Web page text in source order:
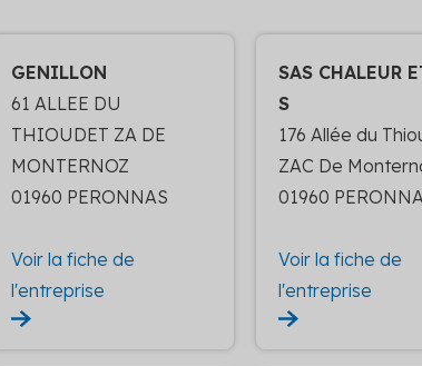
GENILLON
61 ALLEE DU
THIOUDET ZA DE
MONTERNOZ
01960 PERONNAS
Voir la fiche de
l'entreprise
SAS CHALEUR
S
176 Allée du
ZAC De
01960
Voir la fiche de
l'entreprise